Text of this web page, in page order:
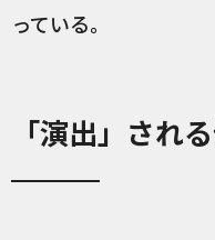
っている。
「演出」され